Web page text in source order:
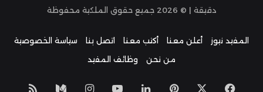
دقيقة | © 2026 جميع حقوق الملكية محفوظة
المفيد نيوز أعلن معنا أكتب معنا اتصل بنا
سياسة الخصوصية
من نحن
وظائف المفيد
فيسبوك بينتيريست
لينكدإن‫YouTube
انستقراموسط